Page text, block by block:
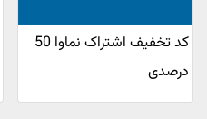
کد تخفیف اشتراک نماوا 50
درصدی